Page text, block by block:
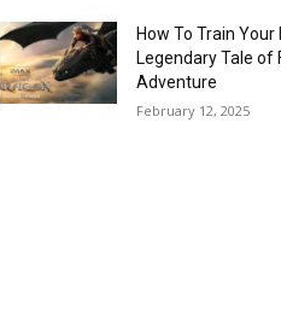
How To Train Your
Legendary Tale of
Adventure
February 12, 2025